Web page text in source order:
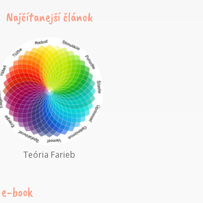
Najčítanejší článok
Teória Farieb
book